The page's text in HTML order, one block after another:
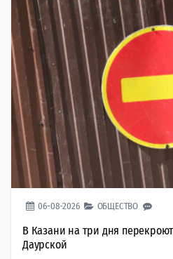
06-08-2026 ОБЩЕСТВО
В Казани на три дня
Даурской